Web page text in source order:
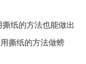
纸的方法也能做出
撕纸的方法做螃